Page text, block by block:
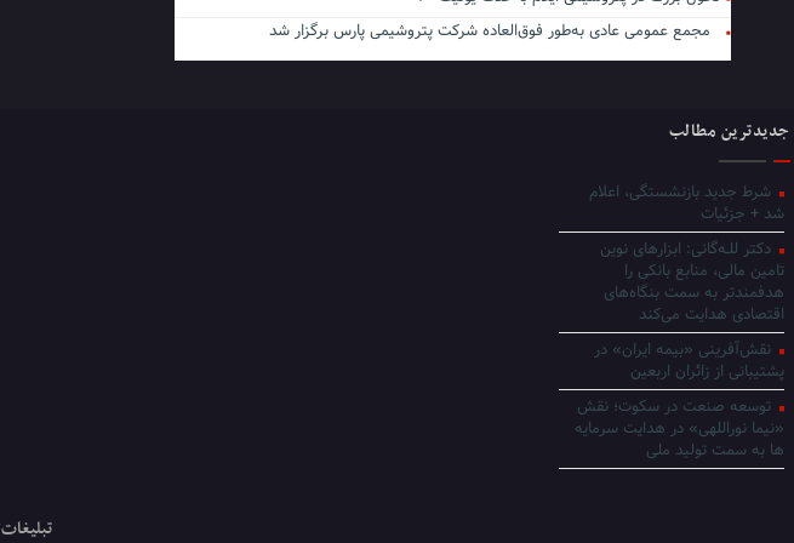
مجمع عمومی عادی به‌طور فوق‌العاده شرکت پتروشیمی پارس برگزار شد
جدیدترین مطالب
شرط جدید بازنشستگی، اعلام
شد + جزئیات
دکتر للـه‌گانی: ابزارهای نوین
تامین مالی، منابع بانکی را
هدفمندتر به سمت بنگاه‌های
اقتصادی هدایت می‌کند
نقش‌آفرینی «بیمه ایران» در
پشتیبانی از زائران اربعین
توسعه صنعت در سکوت؛ نقش
«نیما نوراللهی» در هدایت سرمایه
ها به سمت تولید ملی
تبلیغات